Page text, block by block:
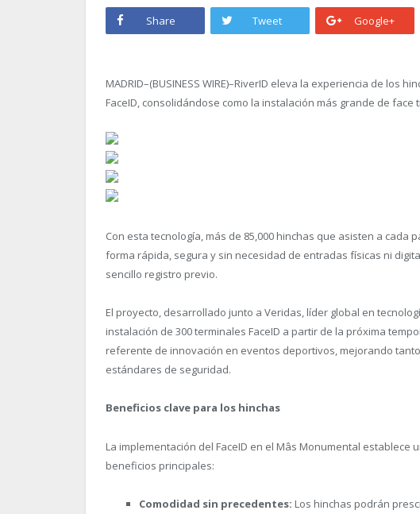
Share Tweet Google+
MADRID–(BUSINESS WIRE)–RiverID eleva la experiencia de los
FaceID, consolidándose como la instalación más grande de
Con esta tecnología, más de 85,000 hinchas que asisten a cada
forma rápida, segura y sin necesidad de entradas físicas ni
sencillo registro previo.
El proyecto, desarrollado junto a Veridas, líder global en
instalación de 300 terminales FaceID a partir de la próxima
referente de innovación en eventos deportivos, mejorando
estándares de seguridad.
Beneficios clave para los hinchas
La implementación del FaceID en el Mâs Monumental
beneficios principales:
Comodidad sin precedentes: Los hinchas podrán